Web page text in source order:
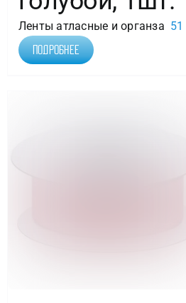
Ленты атласные и органза 51
Подробнее